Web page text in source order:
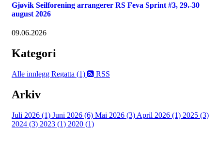
Gjøvik Seilforening arrangerer RS Feva Sprint #3, 29.-30
august 2026
09.06.2026
Kategori
Alle innlegg Regatta (1) RSS
Arkiv
Juli 2026 (1) Juni 2026 (6) Mai 2026 (3) April 2026 (1) 2025 (3)
2024 (3) 2023 (1) 2020 (1)